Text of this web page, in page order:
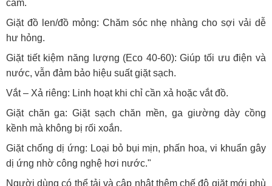
cảm.
Giặt đồ len/đồ mỏng: Chăm sóc nhẹ nhàng cho sợi vải dễ
hư hỏng.
Giặt tiết kiệm năng lượng (Eco 40-60): Giúp tối ưu điện và
nước, vẫn đảm bảo hiệu suất giặt sạch.
Vắt – Xả riêng: Linh hoạt khi chỉ cần xả hoặc vắt đồ.
Giặt chăn ga: Giặt sạch chăn mền, ga giường dày cồng
kềnh mà không bị rối xoắn.
Giặt chống dị ứng: Loại bỏ bụi mịn, phấn hoa, vi khuẩn gây
dị ứng nhờ công nghệ hơi nước."
Người dùng có thể tải và cập nhật thêm chế độ giặt mới phù